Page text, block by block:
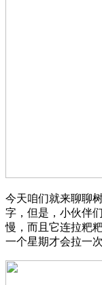
今天咱们就来聊聊
字，但是，小伙伴
慢，而且它连拉粑
一个星期才会拉一次